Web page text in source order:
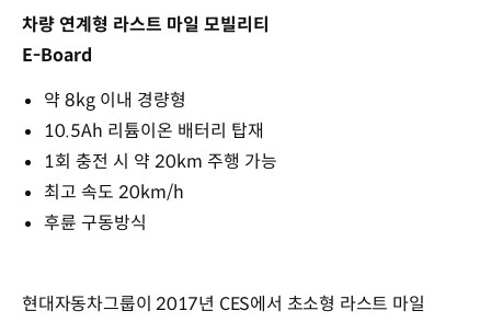
차량 연계형 라스트 마일 모빌리티
E-Board
약 8kg 이내 경량형
10.5Ah 리튬이온 배터리 탑재
1회 충전 시 약 20km 주행 가능
최고 속도 20km/h
후륜 구동방식
현대자동차그룹이 2017년 CES에서 초소형 라스트 마일